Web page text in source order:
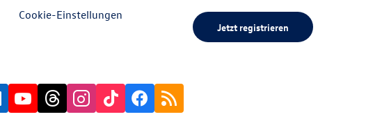
Cookie-Einstellungen
Jetzt registrieren